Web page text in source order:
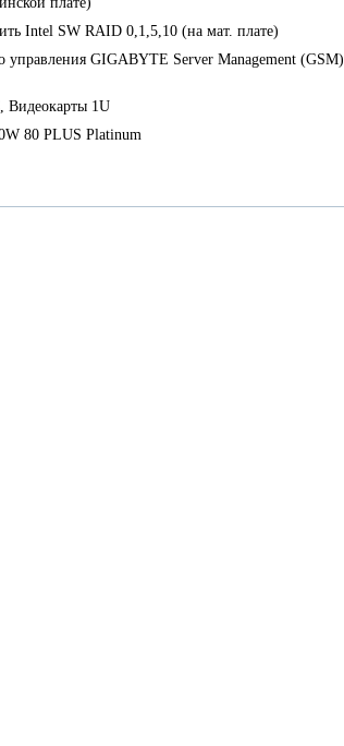
Intel SW RAID 0,1,5,10 (на мат. плате)
управления GIGABYTE Server Management (GSM)
Видеокарты 1U
80 PLUS Platinum